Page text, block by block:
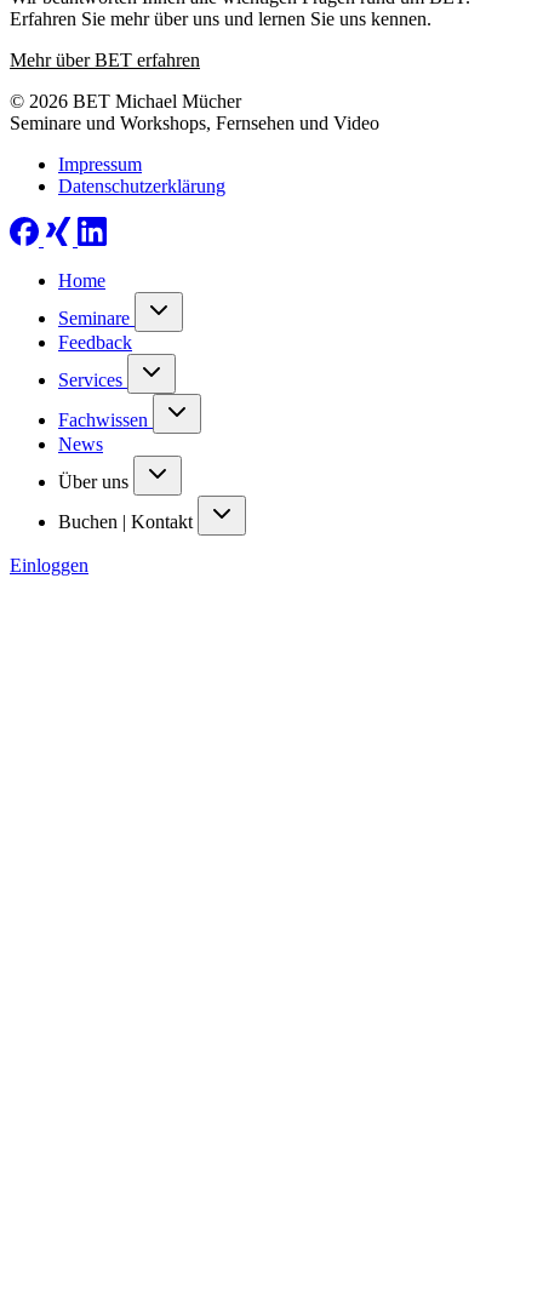
Erfahren Sie mehr über uns und lernen Sie uns kennen.
Mehr über BET erfahren
© 2026 BET Michael Mücher
Seminare und Workshops, Fernsehen und Video
Impressum
Datenschutzerklärung
Home
Seminare
Feedback
Services
Fachwissen
News
Über uns
Buchen | Kontakt
Einloggen